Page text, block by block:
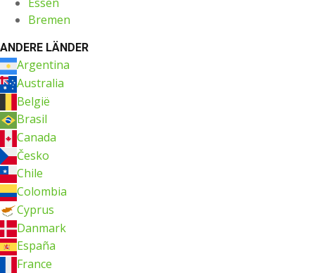
Bremen
ANDERE LÄNDER
Argentina
Australia
België
Brasil
Canada
Česko
Chile
Colombia
Cyprus
Danmark
España
France